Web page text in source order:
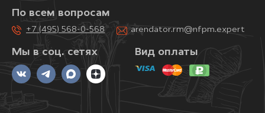
Мы в соц. сетях
По всем вопросам
+7 (495) 568-0-568 arendator.rm@nfpm.expert
Вид оплаты